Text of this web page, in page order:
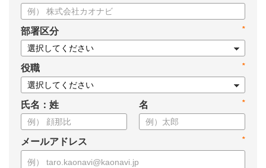
*
部署区分
*
役職
氏名：姓 *
名
*
メールアドレス